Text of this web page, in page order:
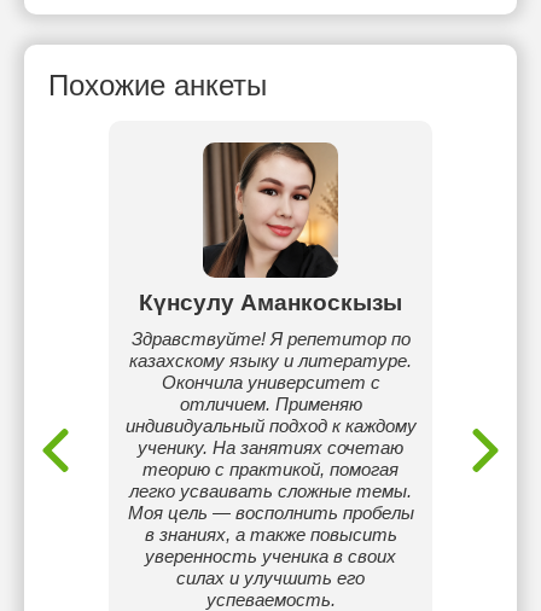
Похожие анкеты
Күнсулу Аманкоскызы
Здравствуйте! Я репетитор по
казахскому языку и литературе.
Окончила университет с
отличием. Применяю
индивидуальный подход к каждому
ученику. На занятиях сочетаю
теорию с практикой, помогая
легко усваивать сложные темы.
Моя цель — восполнить пробелы
в знаниях, а также повысить
уверенность ученика в своих
силах и улучшить его
успеваемость.